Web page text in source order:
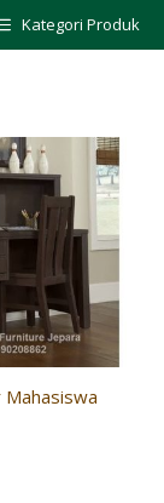
Kategori Produk